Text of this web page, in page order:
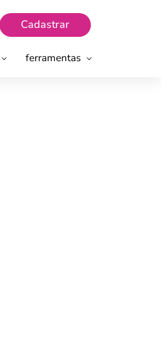
Cadastrar
ferramentas